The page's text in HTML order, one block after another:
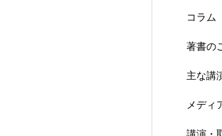
コラム
著書の
主な講
メディ